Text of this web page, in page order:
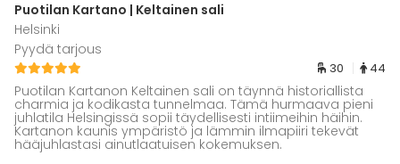
Puotilan Kartano | Keltainen sali
Helsinki
Pyydä tarjous
30 44
Puotilan Kartanon Keltainen sali on täynnä historiallista
charmia ja kodikasta tunnelmaa. Tämä hurmaava pieni
juhlatila Helsingissä sopii täydellisesti intiimeihin häihin.
Kartanon kaunis ympäristö ja lämmin ilmapiiri tekevät
hääjuhlastasi ainutlaatuisen kokemuksen.